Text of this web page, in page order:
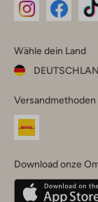
Instagram
Wähle dein Land
dein
Land
Belgique
Versandmethoden
Download onze